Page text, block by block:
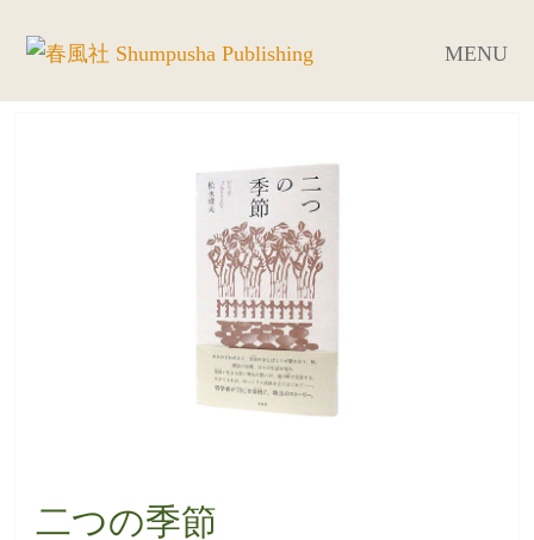
MENU
二つの季節